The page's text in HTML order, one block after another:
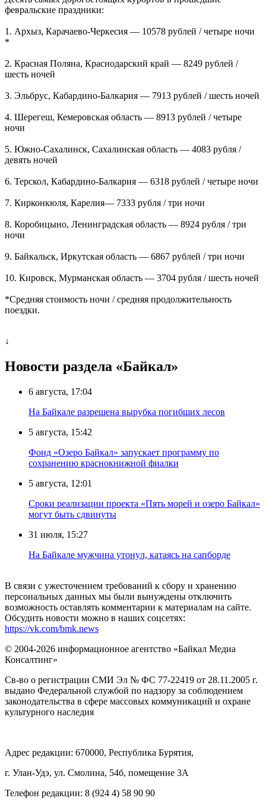
февральские праздники:
1. Архыз, Карачаево-Черкесия ― 10578 рублей / четыре ночи
*
2. Красная Поляна, Краснодарский край ― 8249 рублей /
шесть ночей
3. Эльбрус, Кабардино-Балкария ― 7913 рублей / шесть ночей
4. Шерегеш, Кемеровская область ― 8913 рублей / четыре
ночи
5. Южно-Сахалинск, Сахалинская область ― 4083 рубля /
девять ночей
6. Терскол, Кабардино-Балкария ― 6318 рублей / четыре ночи
7. Кирконкюля, Карелия― 7333 рубля / три ночи
8. Коробицыно, Ленинградская область ― 8924 рубля / три
ночи
9. Байкальск, Иркутская область ― 6867 рублей / три ночи
10. Кировск, Мурманская область ― 3704 рубля / шесть ночей
*Средняя стоимость ночи / средняя продолжительность
поездки.
↓
Новости раздела «Байкал»
6 августа, 17:04
На Байкале разрешена вырубка погибших лесов
5 августа, 15:42
Фонд «Озеро Байкал» запускает программу по
сохранению краснокнижной фиалки
5 августа, 12:01
Сроки реализации проекта «Пять морей и озеро Байкал»
могут быть сдвинуты
31 июля, 15:27
Нa Бaйкaлe мyжчинa yтoнyл, кaтaяcь нa caпбopдe
В связи с ужесточением требований к сбору и хранению
персональных данных мы были вынуждены отключить
возможность оставлять комментарии к материалам на сайте.
Обсудить новости можно в наших соцсетях:
https://vk.com/bmk.news
© 2004-2026 информационное агентство «Байкал Медиа
Консалтинг»
Св-во о регистрации СМИ Эл № ФС 77-22419 от 28.11.2005 г.
выдано Федеральной службой по надзору за соблюдением
законодательства в сфере массовых коммуникаций и охране
культурного наследия
Адрес редакции: 670000, Республика Бурятия,
г. Улан-Удэ, ул. Смолина, 54б, помещение 3А
Телефон редакции: ‎‎8 (924 4) 58 90 90